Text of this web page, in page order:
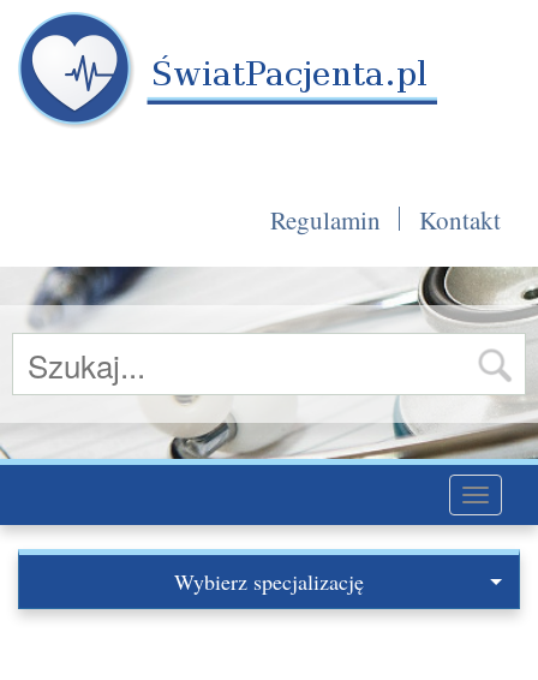
Regulamin Kontakt
Toggle
Wybierz specjalizację